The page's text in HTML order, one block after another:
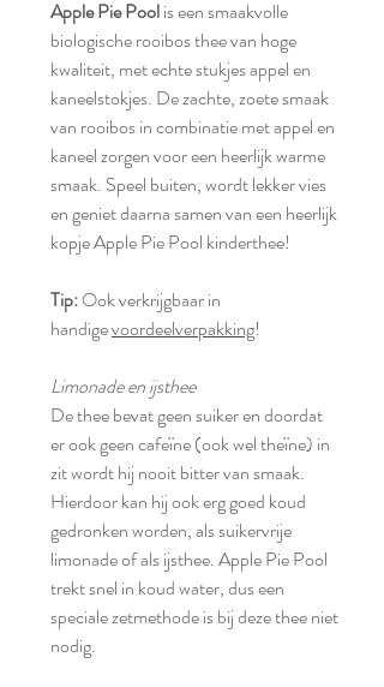
Apple Pie Poolis een smaakvolle
biologische rooibos thee van hoge
kwaliteit, met echte stukjes appel en
kaneelstokjes. De zachte, zoete smaak
van rooibos in combinatie met appel en
kaneel zorgen voor een heerlijk warme
smaak. Speel buiten, wordt lekker vies
en geniet daarna samen van een heerlijk
kopje Apple Pie Pool kinderthee!
Tip:Ook verkrijgbaar in
handigevoordeelverpakking!
Limonade en ijsthee
De thee bevat geen suiker en doordat
er ook geen cafeïne (ook wel theïne) in
zit wordt hij nooit bitter van smaak.
Hierdoor kan hij ook erg goed koud
gedronken worden, als suikervrije
limonade of als ijsthee. Apple Pie Pool
trekt snel in koud water, dus een
speciale zetmethode is bij deze thee niet
nodig.